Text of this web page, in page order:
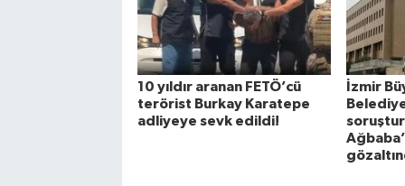
10 yıldır aranan FETÖ’cü
terörist Burkay Karatepe
adliyeye sevk edildi!
İzmir